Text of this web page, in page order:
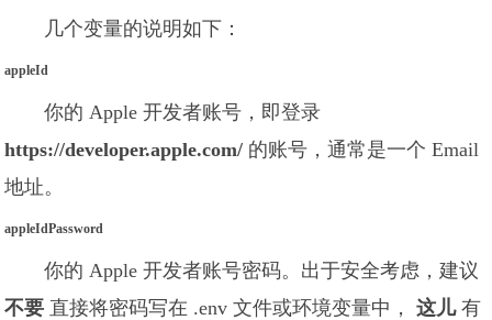
几个变量的说明如下：
appleId
你的 Apple 开发者账号，即登录
https://developer.apple.com/ 的账号，通常是一个 Email
地址。
appleIdPassword
你的 Apple 开发者账号密码。出于安全考虑，建议
不要 直接将密码写在 .env 文件或环境变量中，这儿有